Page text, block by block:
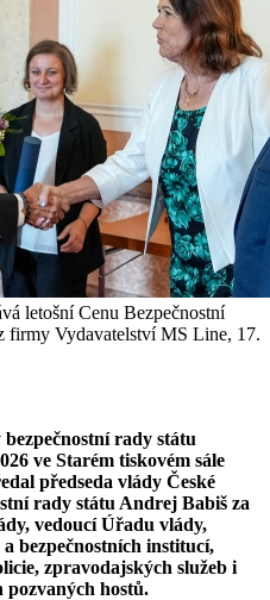
letošní Cenu Bezpečnostní
firmy Vydavatelství MS Line, 17.
rady státu
ve Starém tiskovém sále
předseda vlády České
rady státu Andrej Babiš za
vedoucí Úřadu vlády,
bezpečnostních institucí,
zpravodajských služeb i
pozvaných hostů.